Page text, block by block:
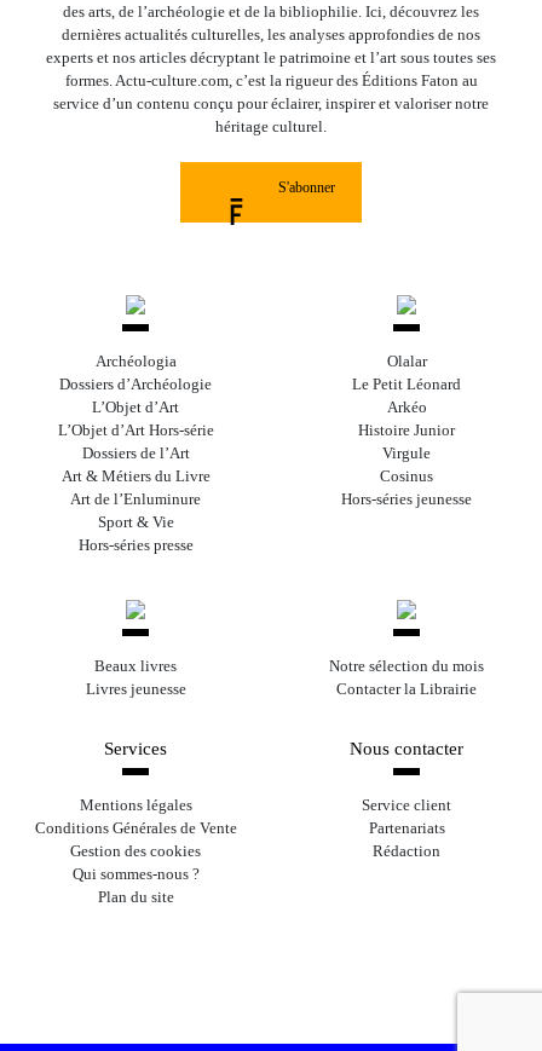
des arts, de l’archéologie et de la bibliophilie. Ici, découvrez les
dernières actualités culturelles, les analyses approfondies de nos
experts et nos articles décryptant le patrimoine et l’art sous toutes ses
formes. Actu-culture.com, c’est la rigueur des Éditions Faton au
service d’un contenu conçu pour éclairer, inspirer et valoriser notre
héritage culturel.
S'abonner
Archéologia
Dossiers d’Archéologie
L’Objet d’Art
L’Objet d’Art Hors-série
Dossiers de l’Art
Art & Métiers du Livre
Art de l’Enluminure
Sport & Vie
Hors-séries presse
Olalar
Le Petit Léonard
Arkéo
Histoire Junior
Virgule
Cosinus
Hors-séries jeunesse
Beaux livres
Livres jeunesse
Notre sélection du mois
Contacter la Librairie
Services
Mentions légales
Conditions Générales de Vente
Gestion des cookies
Qui sommes-nous ?
Plan du site
Nous contacter
Service client
Partenariats
Rédaction